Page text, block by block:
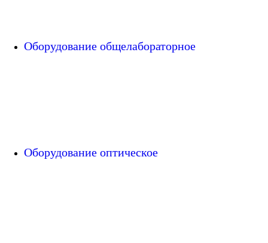
Оборудование общелабораторное
Оборудование оптическое